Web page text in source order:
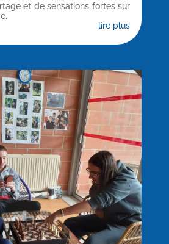
et de sensations fortes sur
lire plus